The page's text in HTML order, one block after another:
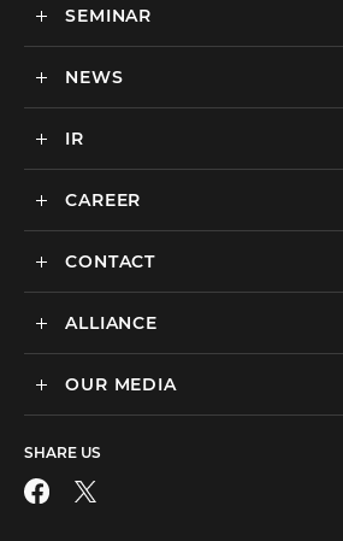
ごあいさつ
BtoCマーケティング支援
海外マーケティング支援
オリジナルサービス
広告・プロモーション
フィード広告
SNS広告
実績・事例
SEMINAR
セミナー一覧
NEWS
ニュース一覧
IR
IR情報
CAREER
新卒採用
CONTACT
広告のお問い合わせ
その他のお問い合わせ
ALLIANCE
MEDIX Marketing Taiwan CO., LTD
OUR MEDIA
facebook
SHARE US